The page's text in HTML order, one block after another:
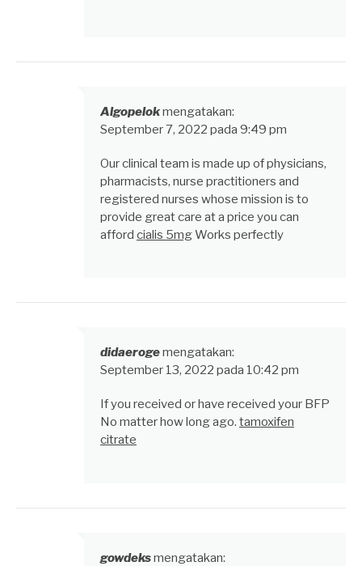
Algopelokmengatakan:
September 7, 2022 pada 9:49 pm
Our clinical team is made up of physicians,
pharmacists, nurse practitioners and
registered nurses whose mission is to
provide great care at a price you can
afford cialis 5mgWorks perfectly
didaerogemengatakan:
September 13, 2022 pada 10:42 pm
If you received or have received your BFP
No matter how long ago. tamoxifen
citrate
gowdeksmengatakan: